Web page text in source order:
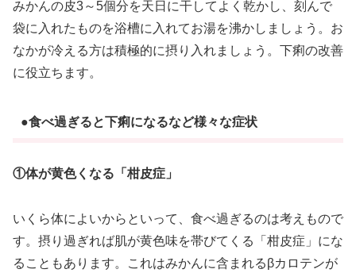
みかんの皮3～5個分を天日に干してよく乾かし、刻んで
袋に入れたものを浴槽に入れてお湯を沸かしましょう。お
なかが冷える方は積極的に摂り入れましょう。下痢の改善
に役立ちます。
●食べ過ぎると下痢になるなど様々な症状
①体が黄色くなる「柑皮症」
いくら体によいからといって、食べ過ぎるのは考えもので
す。摂り過ぎれば肌が黄色味を帯びてくる「柑皮症」にな
ることもあります。これはみかんに含まれるβカロテンが